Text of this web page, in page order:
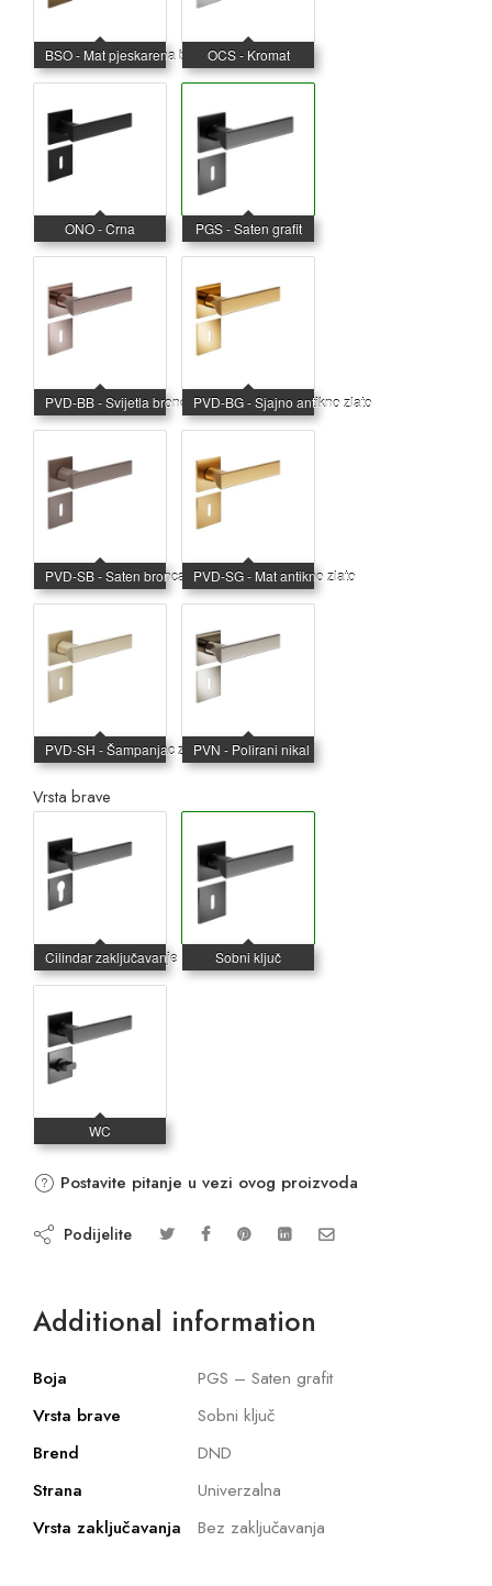
Vrsta brave
Postavite pitanje u vezi ovog proizvoda
Podijelite
Additional information
Boja
PGS – Saten grafit
Vrsta brave
Sobni ključ
Brend
DND
Strana
Univerzalna
Vrsta zaključavanja
Bez zaključavanja